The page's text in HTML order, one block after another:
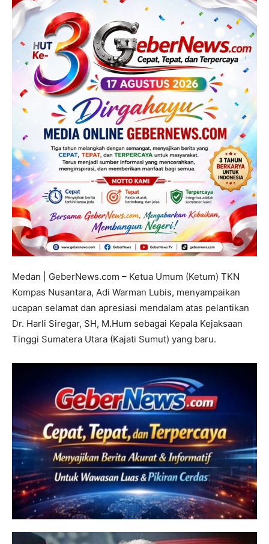
Medan | GeberNews.com – Ketua Umum (Ketum) TKN
Kompas Nusantara, Adi Warman Lubis, menyampaikan
ucapan selamat dan apresiasi mendalam atas pelantikan
Dr. Harli Siregar, SH, M.Hum sebagai Kepala Kejaksaan
Tinggi Sumatera Utara (Kajati Sumut) yang baru.